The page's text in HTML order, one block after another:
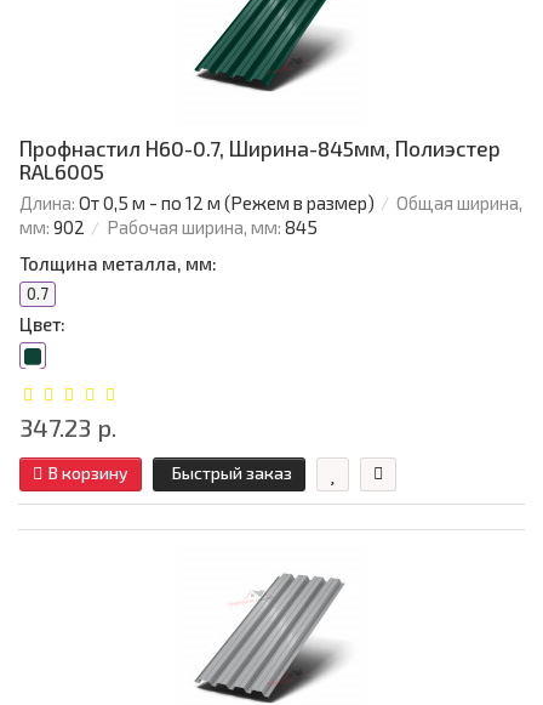
Профнастил Н60-0.7, Ширина-845мм, Полиэстер
RAL6005
Длина: От 0,5 м - по 12 м (Режем в размер)
Общая ширина,
мм: 902 Рабочая ширина, мм: 845
Толщина металла, мм:
0.7
Цвет:
347.23 р.
В корзину Быстрый заказ